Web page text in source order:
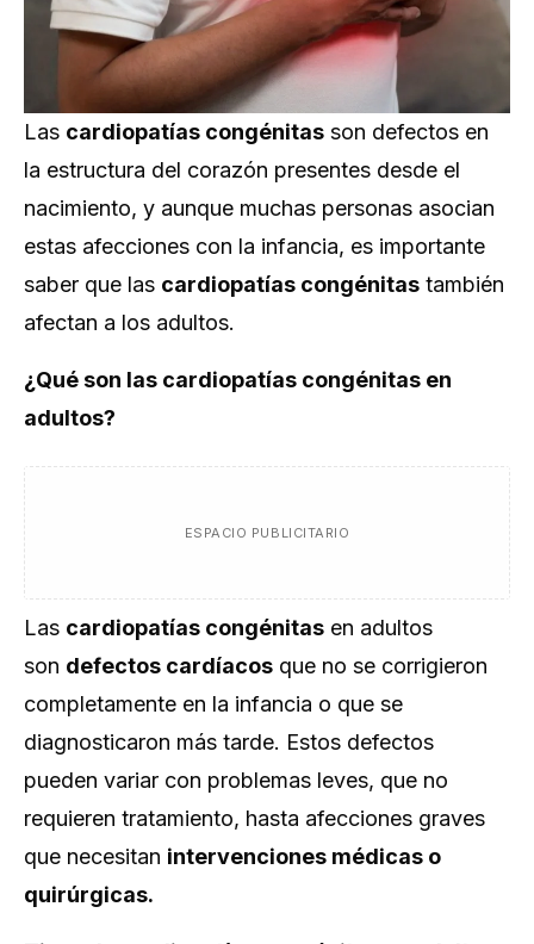
Las cardiopatías congénitas son defectos en
la estructura del corazón presentes desde el
nacimiento, y aunque muchas personas asocian
estas afecciones con la infancia, es importante
saber que las cardiopatías congénitas también
afectan a los adultos.
¿Qué son las cardiopatías congénitas en
adultos?
ESPACIO PUBLICITARIO
Las cardiopatías congénitas en adultos
son defectos cardíacos que no se corrigieron
completamente en la infancia o que se
diagnosticaron más tarde. Estos defectos
pueden variar con problemas leves, que no
requieren tratamiento, hasta afecciones graves
que necesitan intervenciones médicas o
quirúrgicas.